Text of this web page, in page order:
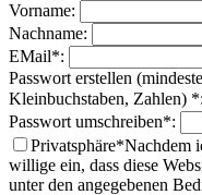
Vorname:
Nachname:
EMail*:
Passwort erstellen
Kleinbuchstaben, Zahlen) *:
Passwort umschreiben*:
Privatsphäre*Nachdem
willige ein, dass diese
unter den angegebenen